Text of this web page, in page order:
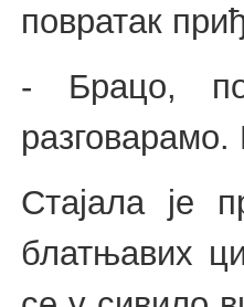
повратак
- Брацо,
Стајала је
блатњавих